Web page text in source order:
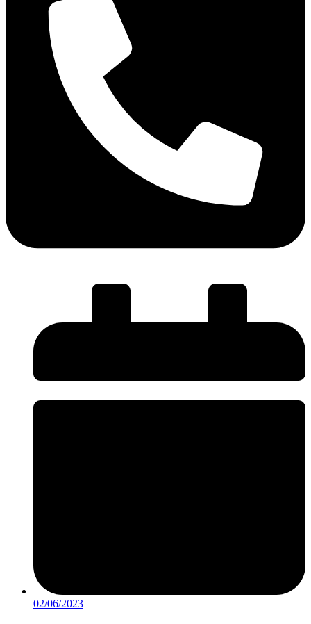
02/06/2023